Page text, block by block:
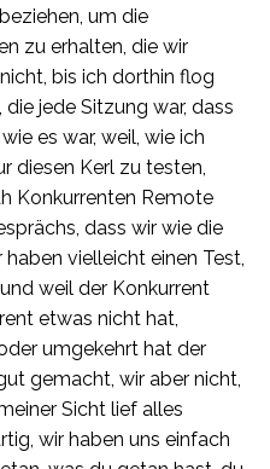
um die
zu erhalten, die wir
bis ich dorthin flog
jede Sitzung war, dass
es war, weil, wie ich
diesen Kerl zu testen,
Konkurrenten Remote
dass wir wie die
vielleicht einen Test,
weil der Konkurrent
etwas nicht hat,
umgekehrt hat der
gemacht, wir aber nicht,
Sicht lief alles
wir haben uns einfach